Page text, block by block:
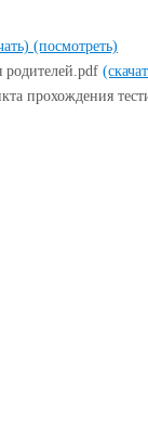
(посмотреть)
родителей.pdf
прохождения